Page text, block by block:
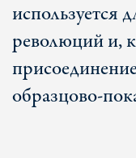
используется
революций и,
образцово-